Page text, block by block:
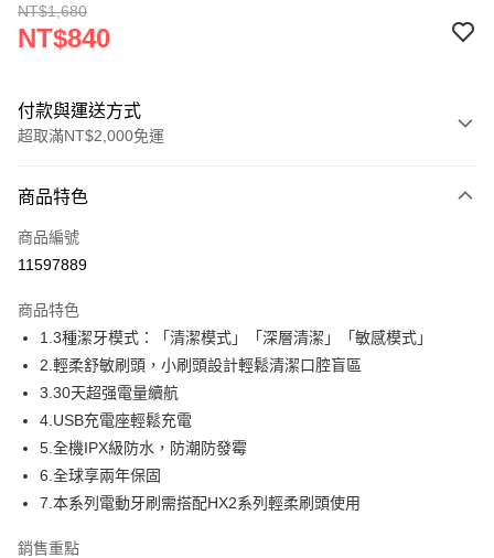
NT$1,680
NT$840
付款與運送方式
超取滿NT$2,000免運
信用卡一次付款
超商取貨付款
Apple Pay
街口支付
悠遊付
ATM付款
運送方式
全家取貨付款
商品特色
商品編號
11597889
商品特色
1.3種潔牙模式：「清潔模式」「深層清潔」「敏感模式」
2.輕柔舒敏刷頭，小刷頭設計輕鬆清潔口腔盲區
3.30天超强電量續航
4.USB充電座輕鬆充電
5.全機IPX級防水，防潮防發霉
6.全球享兩年保固
7.本系列電動牙刷需搭配HX2系列輕柔刷頭使用
銷售重點